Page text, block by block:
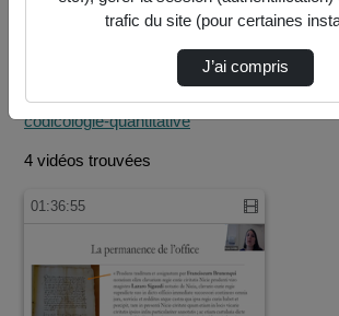
pour en retirer) :
codicologie-quantitative
4 vidéos trouvées
01:36:55
trafic du site (pour certaines
J’ai compris